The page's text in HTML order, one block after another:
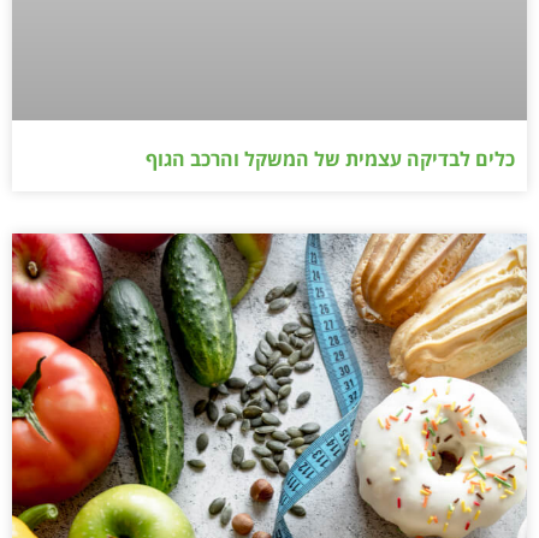
כלים לבדיקה עצמית של המשקל והרכב הגוף